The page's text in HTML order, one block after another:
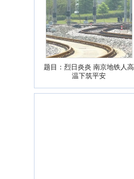
题目：烈日炎炎 南京地铁人高
温下筑平安